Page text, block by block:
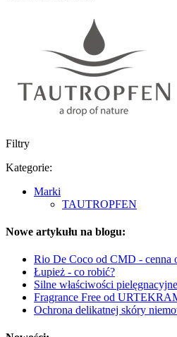
Filtry
Kategorie:
Marki
TAUTROPFEN
Nowe artykułu na blogu:
Rio De Coco od CMD - cenna
Łupież - co robić?
Silne właściwości
Fragrance Free od
Ochrona delikatnej skóry